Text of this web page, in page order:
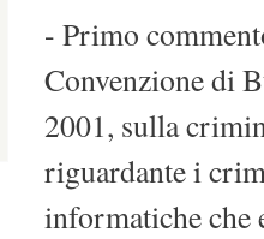
- Primo
Convenzione di
2001, sulla
riguardante i
informatiche che